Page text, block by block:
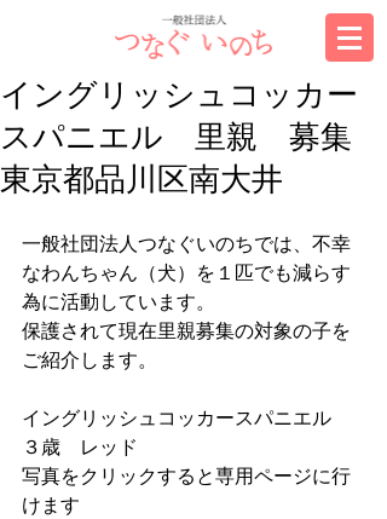
イングリッシュコッカー
スパニエル 里親 募集
東京都品川区南大井
一般社団法人つなぐいのちでは、不幸
なわんちゃん（犬）を１匹でも減らす
為に活動しています。
保護されて現在里親募集の対象の子を
ご紹介します。
イングリッシュコッカースパニエル
３歳　レッド
写真をクリックすると専用ページに行
けます